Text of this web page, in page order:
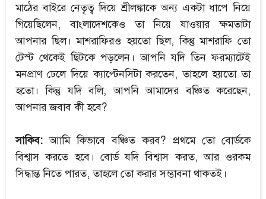
মাঠের বাইরে নেতৃত্ব দিয়ে শ্রীলঙ্কাকে অন্য একটা ধাপে নিয়ে
গিয়েছিলেন, বাংলাদেশকেও তা নিয়ে যাওয়ার ক্ষমতাটা
আপনার ছিল। মাশরাফিরও হয়তো ছিল, কিন্তু মাশরাফি তো
টেস্ট থেকেই ছিটকে পড়লেন। আপনি যদি তিন ফরম্যাটেই
মনপ্রাণ ঢেলে দিয়ে ক্যাপ্টেনসিটা করতেন, তাহলে হয়তো তা
হতো। কিন্তু যদি বলি, আপনি আমাদের বঞ্চিত করেছেন,
আপনার জবাব কী হবে?
সাকিব: আামি কিভাবে বঞ্চিত করব? প্রথমে তো বোর্ডকে
বিশ্বাস করতে হবে। বোর্ড যদি বিশ্বাস করত, আর ওরকম
সিদ্ধান্ত নিতে পারত, তাহলে তো করার সম্ভাবনা থাকতই।